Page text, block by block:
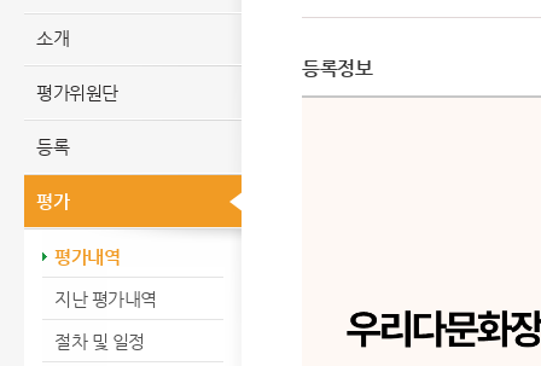
등록정보
소개
평가위원단
등록
평가
평가내역
지난 평가내역
절차 및 일정